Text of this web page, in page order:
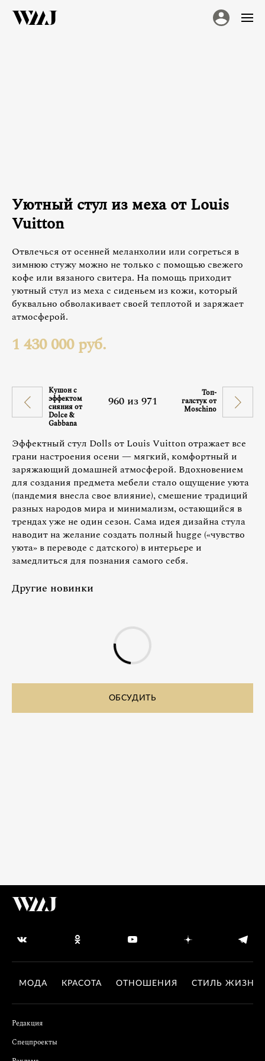
Уютный стул из меха от Louis
Vuitton
Отвлечься от осенней меланхолии или согреться в
зимнюю стужу можно не только с помощью свежего
кофе или вязаного свитера. На помощь приходит
уютный стул из меха с сиденьем из кожи, который
буквально обволакивает своей теплотой и заряжает
атмосферой.
1 430 000 руб.
Кушон с
эффектом
сияния от
Dolce &
Gabbana
960из971
Топ-
галстук от
Moschino
Эффектный стул Dolls от Louis Vuitton отражает все
грани настроения осени — мягкий, комфортный и
заряжающий домашней атмосферой. Вдохновением
для создания предмета мебели стало ощущение уюта
(пандемия внесла свое влияние), смешение традиций
разных народов мира и минимализм, остающийся в
трендах уже не один сезон. Сама идея дизайна стула
наводит на желание создать полный hugge («чувство
уюта» в переводе с датского) в интерьере и
замедлиться для познания самого себя.
Другие новинки
ОБСУДИТЬ
МОДА КРАСОТА ОТНОШЕНИЯ СТИЛЬ ЖИЗНИ
Редакция
Спецпроекты